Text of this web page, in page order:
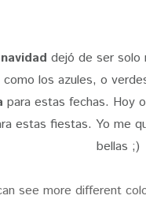
navidad dejó de ser solo
los azules, o
para estas fechas. Hoy
estas fiestas. Yo me
bellas ;)
see more different